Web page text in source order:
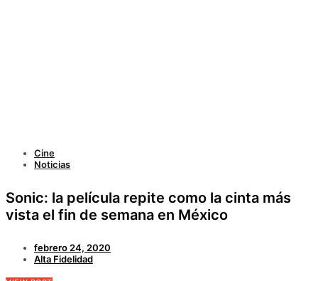
Cine
Noticias
Sonic: la película repite como la cinta más
vista el fin de semana en México
febrero 24, 2020
Alta Fidelidad